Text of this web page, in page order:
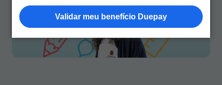
Validar meu benefício Duepay